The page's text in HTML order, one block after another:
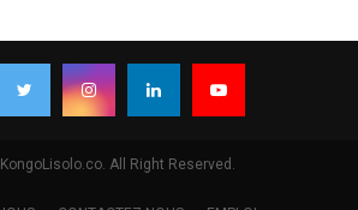
All Right Reserved.